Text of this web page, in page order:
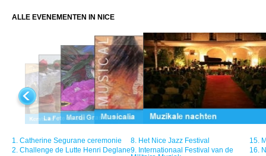
ALLE EVENEMENTEN IN NICE
1. Catherine Segurane ceremonie
2. Challenge de Lutte Henri Deglane
8. Het Nice Jazz Festival
9. Internationaal Festival van de
15.
16.